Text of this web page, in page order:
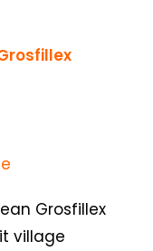
Grosfillex
village